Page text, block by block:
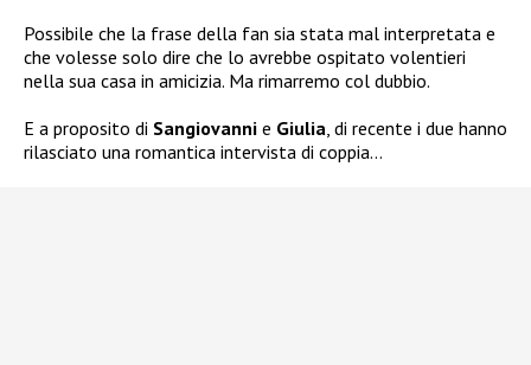
Possibile che la frase della fan sia stata mal interpretata e
che volesse solo dire che lo avrebbe ospitato volentieri
nella sua casa in amicizia. Ma rimarremo col dubbio.
E a proposito di Sangiovanni e Giulia, di recente i due hanno
rilasciato una romantica intervista di coppia…